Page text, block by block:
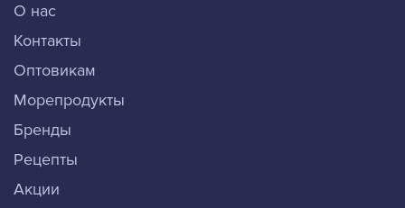
О нас
Контакты
Оптовикам
Морепродукты
Бренды
Рецепты
Акции